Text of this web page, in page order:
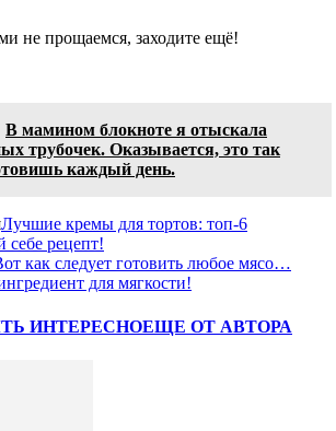
не прощаемся, заходите ещё!
В мамином блокноте я отыскала
трубочек. Оказывается, это так
каждый день.
Лучшие кремы для тортов: топ-6
себе рецепт!
как следует готовить любое мясо…
для мягкости!
ИНТЕРЕСНОЕЩЕ ОТ АВТОРА